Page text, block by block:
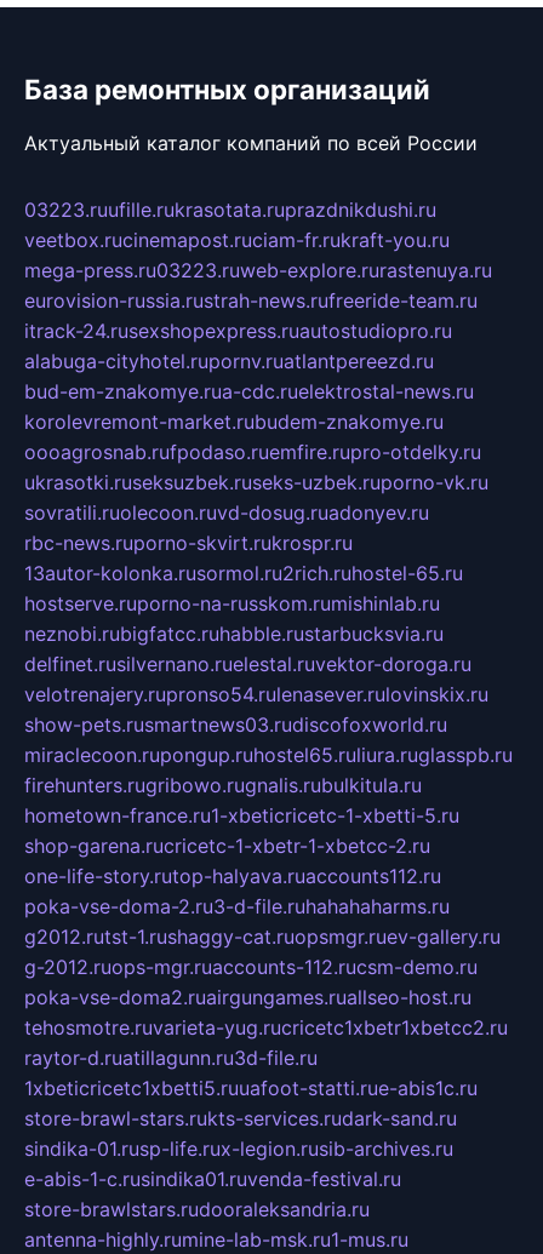
База ремонтных организаций
Актуальный каталог компаний по всей России
03223.ruufille.rukrasotata.ruprazdnikdushi.ru
veetbox.rucinemapost.ruciam-fr.rukraft-you.ru
mega-press.ru03223.ruweb-explore.rurastenuya.ru
eurovision-russia.rustrah-news.rufreeride-team.ru
itrack-24.rusexshopexpress.ruautostudiopro.ru
alabuga-cityhotel.rupornv.ruatlantpereezd.ru
bud-em-znakomye.rua-cdc.ruelektrostal-news.ru
korolevremont-market.rubudem-znakomye.ru
oooagrosnab.rufpodaso.ruemfire.rupro-otdelky.ru
ukrasotki.ruseksuzbek.ruseks-uzbek.ruporno-vk.ru
sovratili.ruolecoon.ruvd-dosug.ruadonyev.ru
rbc-news.ruporno-skvirt.rukrospr.ru
13autor-kolonka.rusormol.ru2rich.ruhostel-65.ru
hostserve.ruporno-na-russkom.rumishinlab.ru
neznobi.rubigfatcc.ruhabble.rustarbucksvia.ru
delfinet.rusilvernano.ruelestal.ruvektor-doroga.ru
velotrenajery.rupronso54.rulenasever.rulovinskix.ru
show-pets.rusmartnews03.rudiscofoxworld.ru
miraclecoon.rupongup.ruhostel65.ruliura.ruglasspb.ru
firehunters.rugribowo.rugnalis.rubulkitula.ru
hometown-france.ru1-xbeticricetc-1-xbetti-5.ru
shop-garena.rucricetc-1-xbetr-1-xbetcc-2.ru
one-life-story.rutop-halyava.ruaccounts112.ru
poka-vse-doma-2.ru3-d-file.ruhahahaharms.ru
g2012.rutst-1.rushaggy-cat.ruopsmgr.ruev-gallery.ru
g-2012.ruops-mgr.ruaccounts-112.rucsm-demo.ru
poka-vse-doma2.ruairgungames.ruallseo-host.ru
tehosmotre.ruvarieta-yug.rucricetc1xbetr1xbetcc2.ru
raytor-d.ruatillagunn.ru3d-file.ru
1xbeticricetc1xbetti5.ruuafoot-statti.rue-abis1c.ru
store-brawl-stars.rukts-services.rudark-sand.ru
sindika-01.rusp-life.rux-legion.rusib-archives.ru
e-abis-1-c.rusindika01.ruvenda-festival.ru
store-brawlstars.rudooraleksandria.ru
antenna-highly.rumine-lab-msk.ru1-mus.ru